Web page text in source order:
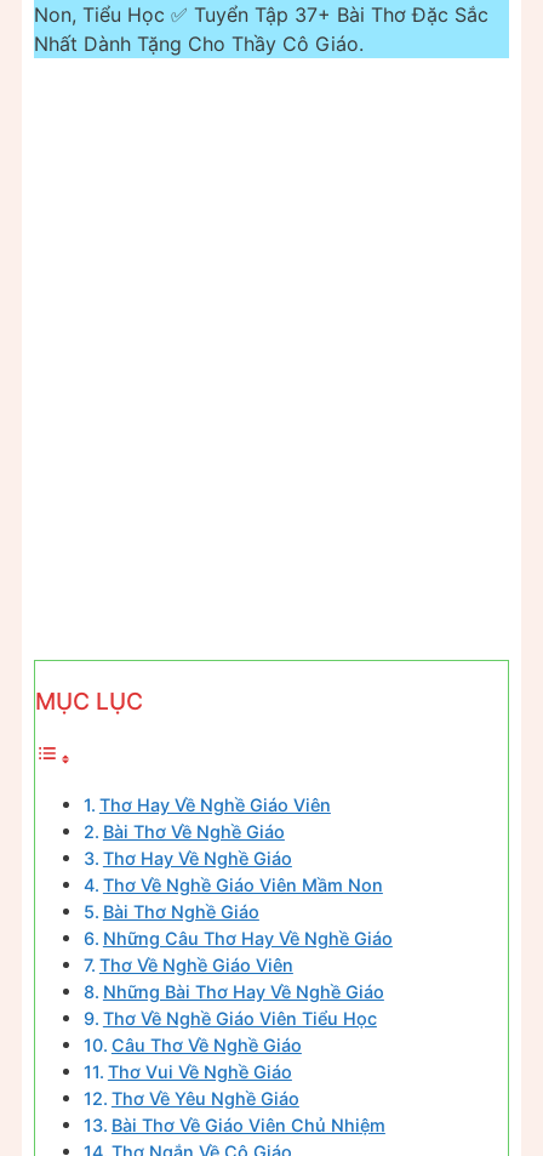
Non, Tiểu Học ✅ Tuyển Tập 37+ Bài Thơ Đặc Sắc
Nhất Dành Tặng Cho Thầy Cô Giáo.
MỤC LỤC
Thơ Hay Về Nghề Giáo Viên
Bài Thơ Về Nghề Giáo
Thơ Hay Về Nghề Giáo
Thơ Về Nghề Giáo Viên Mầm Non
Bài Thơ Nghề Giáo
Những Câu Thơ Hay Về Nghề Giáo
Thơ Về Nghề Giáo Viên
Những Bài Thơ Hay Về Nghề Giáo
Thơ Về Nghề Giáo Viên Tiểu Học
Câu Thơ Về Nghề Giáo
Thơ Vui Về Nghề Giáo
Thơ Về Yêu Nghề Giáo
Bài Thơ Về Giáo Viên Chủ Nhiệm